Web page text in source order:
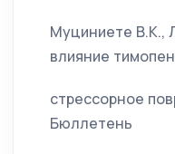
Муциниете В.К.,
влияние
стрессорное
Бюллетень